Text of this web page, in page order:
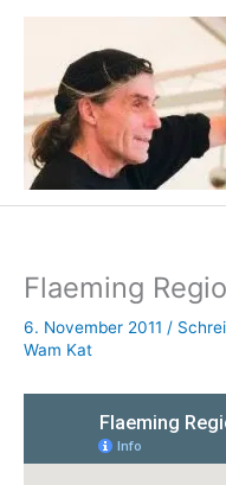
Flaeming
6. November 2011 /
Wam Kat